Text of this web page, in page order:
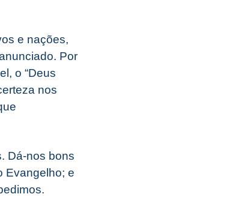
e nações,
Por
o “Deus
nos
Dá-nos bons
Evangelho; e